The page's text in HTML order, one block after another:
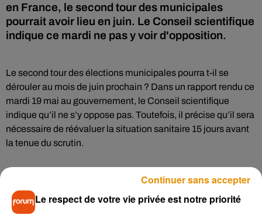
en France, le second tour des municipales
pourrait avoir lieu en juin. Le Conseil scientifique
indique ce mardi ne pas y voir d'opposition.
Le second tour des élections municipales pourra t-il se
dérouler au mois de juin prochain ? Dans un rapport rendu ce
mardi 19 mai au gouvernement, le Conseil scientifique
indique qu’il ne s’y oppose pas. Toutefois, il précise qu’il sera
nécessaire de réévaluer la situation sanitaire 15 jours avant
la tenue du scrutin.
« Selon ses résultats, une nouvelle interruption du processus
pourrait être motivée, indique le Conseil
scientifique. Si la tendance semble donc plutôt favorable
pour l’heure, il avertit sur les
Le respect de votre vie privée est notre priorité
Continuer sans accepter